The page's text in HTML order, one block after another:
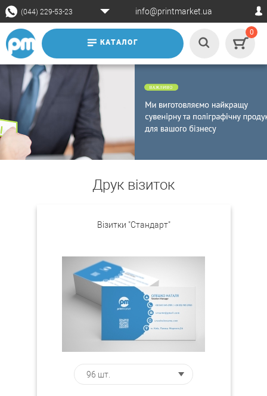
(044) 229-53-23 info@printmarket.ua
КАТАЛОГ
0
Друк візиток
Візитки "Стандарт"